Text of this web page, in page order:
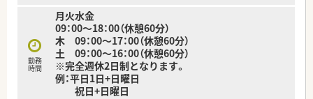
■一包化監査システム導入やＬＩＮＥで処方箋受付・呼び出しベ
ルの導入など便利さも大切にされています。
■法人としては、地元で肥料卸をされていた歴史もあり、息子さ
んが調剤薬局部門を担当されています。
■従業員の方は40代～60代まで幅広い勤務されており、薬剤師4
名、事務員3名と所帯は大きめです。
勤務
時間
月火水金
09：00～18：00（休憩60分）
木 09：00～17：00（休憩60分）
土 09：00～16：00（休憩60分）
※完全週休2日制となります。
例：平日1日+日曜日
祝日+日曜日